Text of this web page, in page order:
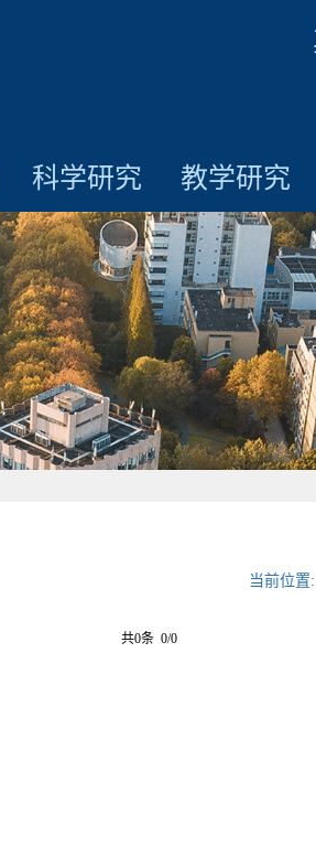
科学研究 教学研究
当前位置:
共0条 0/0